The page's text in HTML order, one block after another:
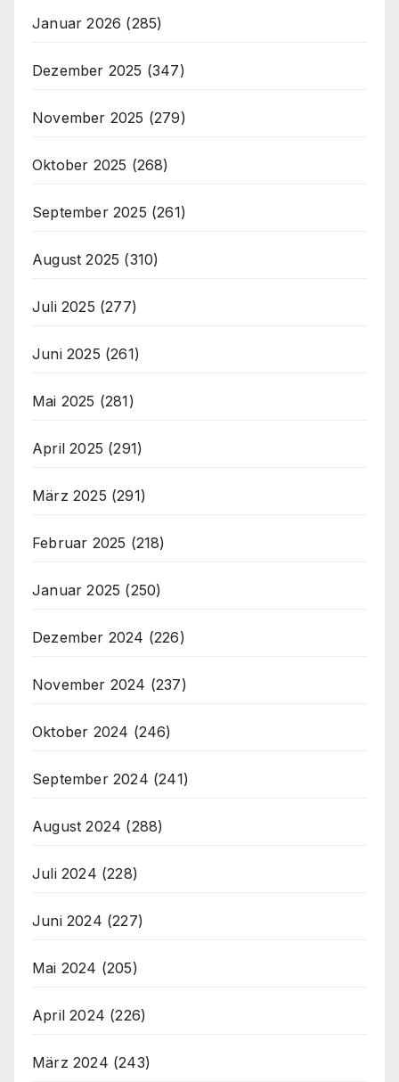
Januar 2026 (285)
Dezember 2025 (347)
November 2025 (279)
Oktober 2025 (268)
September 2025 (261)
August 2025 (310)
Juli 2025 (277)
Juni 2025 (261)
Mai 2025 (281)
April 2025 (291)
März 2025 (291)
Februar 2025 (218)
Januar 2025 (250)
Dezember 2024 (226)
November 2024 (237)
Oktober 2024 (246)
September 2024 (241)
August 2024 (288)
Juli 2024 (228)
Juni 2024 (227)
Mai 2024 (205)
April 2024 (226)
März 2024 (243)